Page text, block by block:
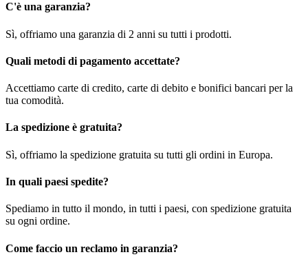
C'è una garanzia?
Sì, offriamo una garanzia di 2 anni su tutti i prodotti.
Quali metodi di pagamento accettate?
Accettiamo carte di credito, carte di debito e bonifici bancari per la
tua comodità.
La spedizione è gratuita?
Sì, offriamo la spedizione gratuita su tutti gli ordini in Europa.
In quali paesi spedite?
Spediamo in tutto il mondo, in tutti i paesi, con spedizione gratuita
su ogni ordine.
Come faccio un reclamo in garanzia?